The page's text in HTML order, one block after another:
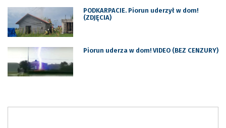
PODKARPACIE. Piorun uderzył w dom!
(ZDJĘCIA)
Piorun uderza w dom! VIDEO (BEZ CENZURY)